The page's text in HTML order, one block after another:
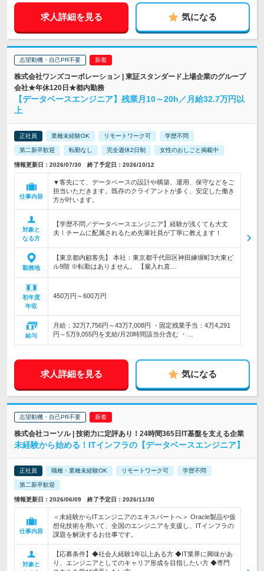
求人詳細を見る 気になる
志望動機・自己PR不要
株式会社ワンズコーポレーション | 東証スタンダード上場企業のグループ
会社★年休120日★都内勤務
【データベースエンジニア】残業月10～20h／月給32.7万円以
上
正社員 業種未経験OK リモートワーク可 学歴不問
第二新卒歓迎 転勤なし 完全週休2日制 女性のおしごと掲載中
情報更新日：2026/07/30 終了予定日：2026/10/12
仕事内容
▼客先にて、データベースの設計や構築、運用、保守などをご
担当いただきます。既存のクライアントが多く、安定した働き
方が叶います。
対象と
なる方
【学歴不問／データベースエンジニア】経験が浅くても大丈
夫！チームに配属されるため先輩社員が丁寧に教えます！
勤務地
【東京都内顧客先】 本社：東京都千代田区神田練塀町3大東ビ
ル9階 ※転勤はありません。 【雇入れ直…
初年度
年収
450万円～600万円
給与
月給：32万7,756円～43万7,008円 ・固定残業手当：4万4,291
円～5万9,055円を支給/月20時間該当分含む ・…
求人詳細を見る 気になる
志望動機・自己PR不要
株式会社コーソル | 技術力に定評あり！24時間365日IT基盤を支える企業
未経験から始める！ITインフラの【データベースエンジニア】
正社員 職種・業種未経験OK リモートワーク可 学歴不問
第二新卒歓迎
情報更新日：2026/06/09 終了予定日：2026/11/30
仕事内容
＜未経験からITエンジニアのエキスパートへ＞ Oracle製品や仮
想化技術を用いて、全国のエンジニアを支援し、ITインフラの
課題を解決するお仕事です。
対象と
【応募条件】◆社会人経験1年以上ある方 ◆IT業界に興味があ
り、エンジニアとしてのキャリア形成を目指したい方 ◆専門